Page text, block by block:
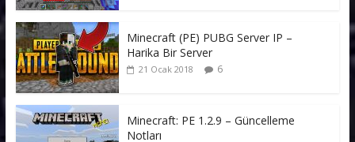
Minecraft (PE) PUBG Server IP –
Harika Bir Server
21 Ocak 2018 6
Minecraft: PE 1.2.9 – Güncelleme
Notları